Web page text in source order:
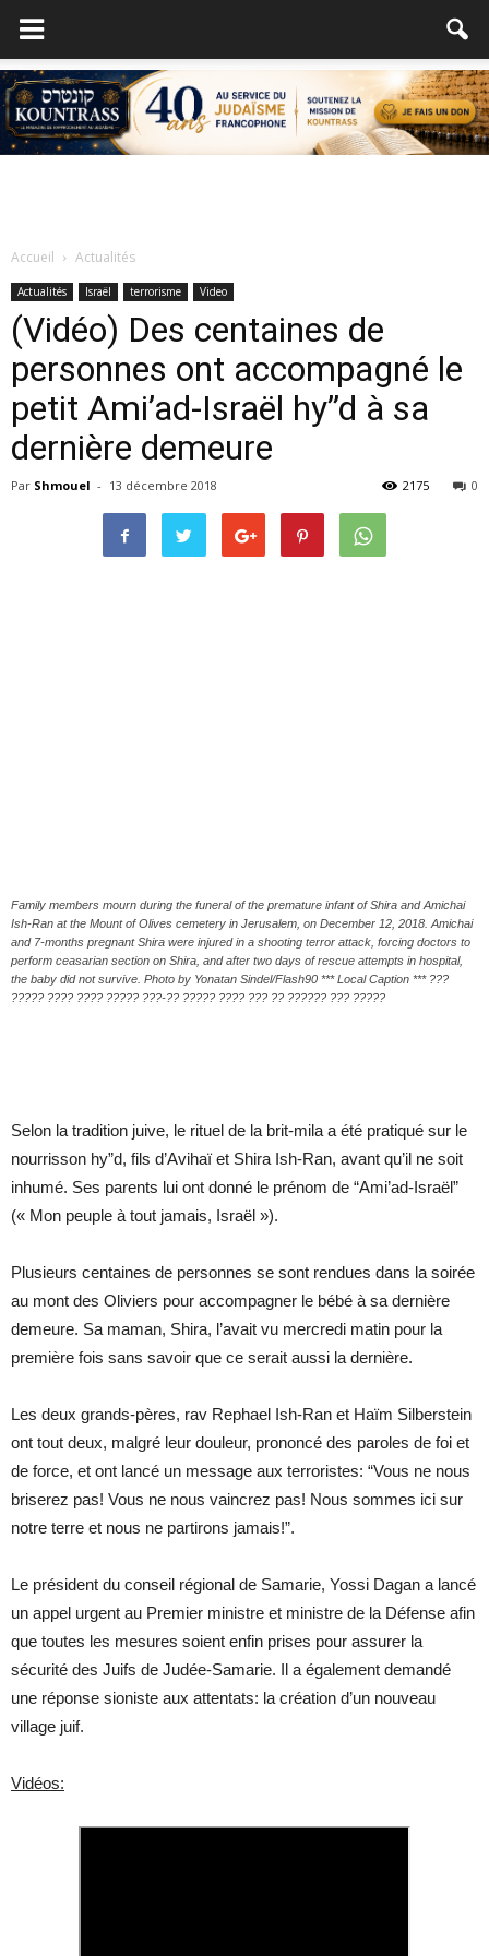
Accueil Actualités
Actualités Israël terrorisme Video
(Vidéo) Des centaines de
personnes ont accompagné le
petit Ami’ad-Israël hy”d à sa
dernière demeure
Par Shmouel - 13 décembre 2018 0
2175
Family members mourn during the funeral of the premature infant of Shira and Amichai
Ish-Ran at the Mount of Olives cemetery in Jerusalem, on December 12, 2018. Amichai
and 7-months pregnant Shira were injured in a shooting terror attack, forcing doctors to
perform ceasarian section on Shira, and after two days of rescue attempts in hospital,
the baby did not survive. Photo by Yonatan Sindel/Flash90 *** Local Caption *** ???
????? ???? ???? ????? ???-?? ????? ???? ??? ?? ?????? ??? ?????
Selon la tradition juive, le rituel de la brit-mila a été pratiqué sur le
nourrisson hy”d, fils d’Avihaï et Shira Ish-Ran, avant qu’il ne soit
inhumé. Ses parents lui ont donné le prénom de “Ami’ad-Israël”
(« Mon peuple à tout jamais, Israël »).
Plusieurs centaines de personnes se sont rendues dans la soirée
au mont des Oliviers pour accompagner le bébé à sa dernière
demeure. Sa maman, Shira, l’avait vu mercredi matin pour la
première fois sans savoir que ce serait aussi la dernière.
Les deux grands-pères, rav Rephael Ish-Ran et Haïm Silberstein
ont tout deux, malgré leur douleur, prononcé des paroles de foi et
de force, et ont lancé un message aux terroristes: “Vous ne nous
briserez pas! Vous ne nous vaincrez pas! Nous sommes ici sur
notre terre et nous ne partirons jamais!”.
Le président du conseil régional de Samarie, Yossi Dagan a lancé
un appel urgent au Premier ministre et ministre de la Défense afin
que toutes les mesures soient enfin prises pour assurer la
sécurité des Juifs de Judée-Samarie. Il a également demandé
une réponse sioniste aux attentats: la création d’un nouveau
village juif.
Vidéos: